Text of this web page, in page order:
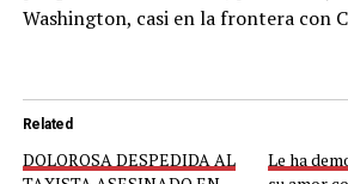
Washington, casi en la frontera con
Related
DOLOROSA DESPEDIDA AL
Le ha